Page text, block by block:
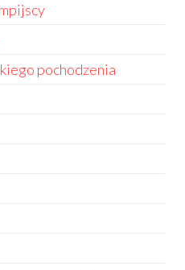
pochodzenia